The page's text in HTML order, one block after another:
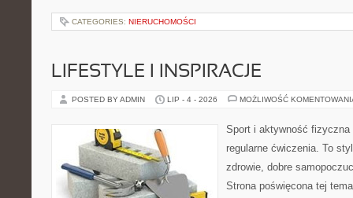
CATEGORIES: NIERUCHOMOŚCI
LIFESTYLE I INSPIRACJE
POSTED BY ADMIN LIP - 4 - 2026 MOŻLIWOŚĆ
Sport i aktywność
regularne ćwiczenia. To
zdrowie, dobre
Strona poświęcona tej